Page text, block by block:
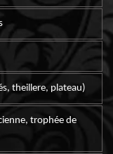
theillere, plateau)
trophée de